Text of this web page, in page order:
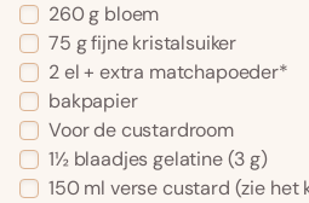
260 g bloem
75 g fijne kristalsuiker
2 el + extra matchapoeder*
bakpapier
Voor de custardroom
1½ blaadjes gelatine (3 g)
150 ml verse custard (zie het